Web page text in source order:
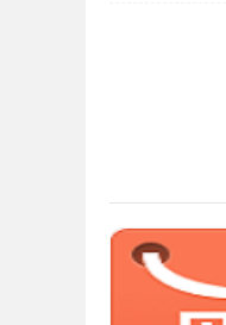
1.淘同款插
2.淘同款是